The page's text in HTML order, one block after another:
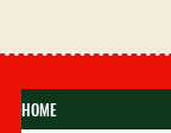
HOME